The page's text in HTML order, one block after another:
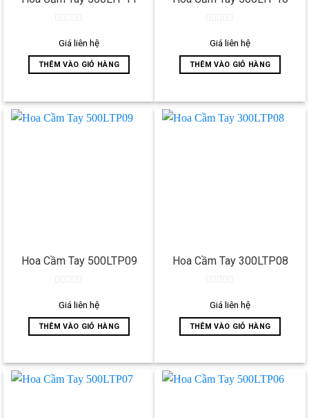
out
5
Giá liên hệ
THÊM VÀO GIỎ HÀNG
out
5
Giá liên hệ
THÊM VÀO GIỎ HÀNG
Hoa Cầm Tay 500LTP09
out
5
Giá liên hệ
THÊM VÀO GIỎ HÀNG
Hoa Cầm Tay 300LTP08
out
5
Giá liên hệ
THÊM VÀO GIỎ HÀNG